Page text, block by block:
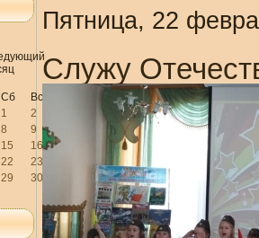
Сб
Вс
1
2
8
9
15
16
22
23
29
30
Пятница, 22
Служу